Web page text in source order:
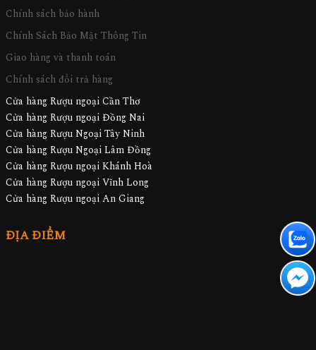
Chính sách bảo hành
Chính Sách Bảo Mật Thông Tin
Giao hàng và thanh toán
Chính sách đổi trả hàng
Cửa hàng Rượu ngoại Cần Thơ
Cửa hàng Rượu ngoại Đồng Nai
Cửa hàng Rượu Ngoại Tây Ninh
Cửa hàng Rượu Ngoại Lâm Đồng
Cửa hàng Rượu ngoại Khánh Hoà
Cửa hàng Rượu ngoại Vĩnh Long
Cửa hàng Rượu ngoại An Giang
ĐỊA ĐIỂM